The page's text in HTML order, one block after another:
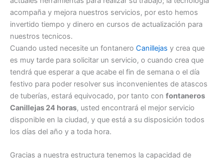
acompaña y mejora nuestros servicios, por esto hemos
invertido tiempo y dinero en cursos de actualización para
nuestros tecnicos.
Cuando usted necesite un fontanero Canillejas y crea que
es muy tarde para solicitar un servicio, o cuando crea que
tendrá que esperar a que acabe el fin de semana o el día
festivo para poder resolver sus inconvenientes de atascos
de tuberías, estará equivocado, por tanto con fontaneros
Canillejas 24 horas, usted encontrará el mejor servicio
disponible en la ciudad, y que está a su disposición todos
los días del año y a toda hora.
Gracias a nuestra estructura tenemos la capacidad de